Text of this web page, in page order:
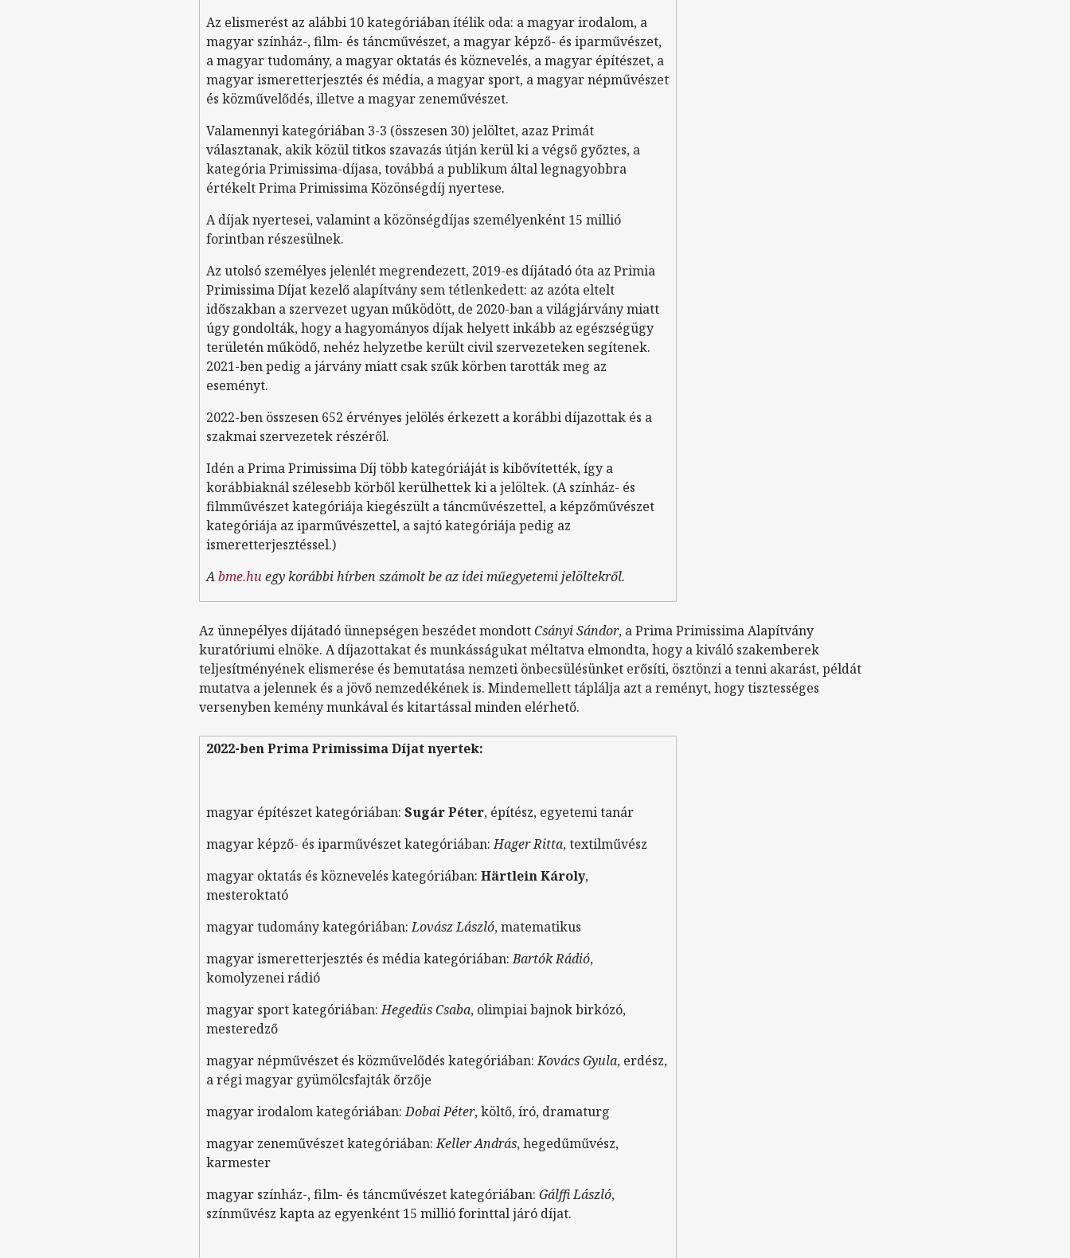
Az elismerést az alábbi 10 kategóriában ítélik oda: a magyar irodalom, a
magyar színház-, film- és táncművészet, a magyar képző- és iparművészet,
a magyar tudomány, a magyar oktatás és köznevelés, a magyar építészet, a
magyar ismeretterjesztés és média, a magyar sport, a magyar népművészet
és közművelődés, illetve a magyar zeneművészet.
Valamennyi kategóriában 3-3 (összesen 30) jelöltet, azaz Primát
választanak, akik közül titkos szavazás útján kerül ki a végső győztes, a
kategória Primissima-díjasa, továbbá a publikum által legnagyobbra
értékelt Prima Primissima Közönségdíj nyertese.
A díjak nyertesei, valamint a közönségdíjas személyenként 15 millió
forintban részesülnek.
Az utolsó személyes jelenlét megrendezett, 2019-es díjátadó óta az Primia
Primissima Díjat kezelő alapítvány sem tétlenkedett: az azóta eltelt
időszakban a szervezet ugyan működött, de 2020-ban a világjárvány miatt
úgy gondolták, hogy a hagyományos díjak helyett inkább az egészségügy
területén működő, nehéz helyzetbe került civil szervezeteken segítenek.
2021-ben pedig a járvány miatt csak szűk körben tarották meg az
eseményt.
2022-ben összesen 652 érvényes jelölés érkezett a korábbi díjazottak és a
szakmai szervezetek részéről.
Idén a Prima Primissima Díj több kategóriáját is kibővítették, így a
korábbiaknál szélesebb körből kerülhettek ki a jelöltek. (A színház- és
filmművészet kategóriája kiegészült a táncművészettel, a képzőművészet
kategóriája az iparművészettel, a sajtó kategóriája pedig az
ismeretterjesztéssel.)
Abme.hu egy korábbi hírben számolt be az idei műegyetemi jelöltekről.
Az ünnepélyes díjátadó ünnepségen beszédet mondottCsányi Sándor, a Prima Primissima Alapítvány
kuratóriumi elnöke. A díjazottakat és munkásságukat méltatva elmondta, hogy a kiváló szakemberek
teljesítményének elismerése és bemutatása nemzeti önbecsülésünket erősíti, ösztönzi a tenni akarást, példát
mutatva a jelennek és a jövő nemzedékének is. Mindemellett táplálja azt a reményt, hogy tisztességes
versenyben kemény munkával és kitartással minden elérhető.
2022-ben Prima Primissima Díjat nyertek:
magyar építészet kategóriában: Sugár Péter, építész, egyetemi tanár
magyar képző- és iparművészet kategóriában:Hager Ritta, textilművész
magyar oktatás és köznevelés kategóriában: Härtlein Károly,
mesteroktató
magyar tudomány kategóriában:Lovász László, matematikus
magyar ismeretterjesztés és média kategóriában:Bartók Rádió,
komolyzenei rádió
magyar sport kategóriában:Hegedüs Csaba, olimpiai bajnok birkózó,
mesteredző
magyar népművészet és közművelődés kategóriában:Kovács Gyula, erdész,
a régi magyar gyümölcsfajták őrzője
magyar irodalom kategóriában:Dobai Péter, költő, író, dramaturg
magyar zeneművészet kategóriában:Keller András, hegedűművész,
karmester
magyar színház-, film- és táncművészet kategóriában: Gálffi László,
színművész kapta az egyenként 15 millió forinttal járó díjat.